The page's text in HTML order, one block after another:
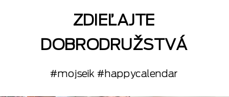
ZDIEĽAJTE
DOBRODRUŽSTVÁ
#mojseik #happycalendar